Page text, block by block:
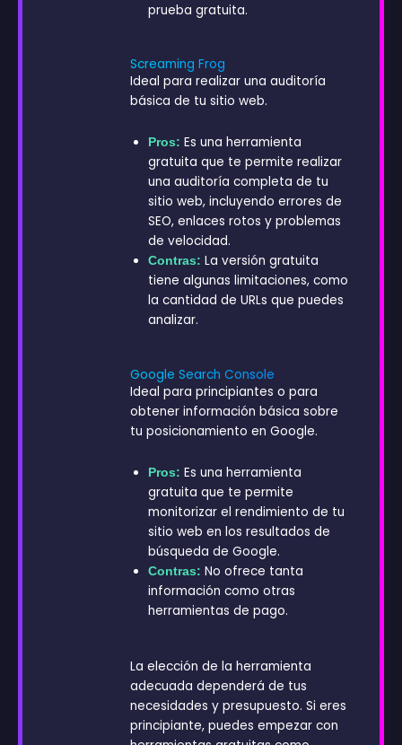
prueba gratuita.
Screaming Frog
Ideal para realizar una auditoría
básica de tu sitio web.
Pros: Es una herramienta
gratuita que te permite realizar
una auditoría completa de tu
sitio web, incluyendo errores de
SEO, enlaces rotos y problemas
de velocidad.
Contras: La versión gratuita
tiene algunas limitaciones, como
la cantidad de URLs que puedes
analizar.
Google Search Console
Ideal para principiantes o para
obtener información básica sobre
tu posicionamiento en Google.
Pros: Es una herramienta
gratuita que te permite
monitorizar el rendimiento de tu
sitio web en los resultados de
búsqueda de Google.
Contras: No ofrece tanta
información como otras
herramientas de pago.
La elección de la herramienta
adecuada dependerá de tus
necesidades y presupuesto. Si eres
principiante, puedes empezar con